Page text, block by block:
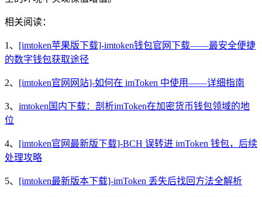
相关阅读：
1、
[imtoken苹果版下载]-imtoken钱包官网下载——最安全便捷
的数字钱包获取途径
2、 [imtoken官网网站]-如何在 imToken 中使用——详细指南
3、 imtoken国内下载：剖析imToken在加密货币钱包领域的地
位
4、
[imtoken官网最新版下载]-BCH 误转进 imToken 钱包，后续
处理攻略
5、 [imtoken最新版本下载]-imToken 丢失后找回方法全解析